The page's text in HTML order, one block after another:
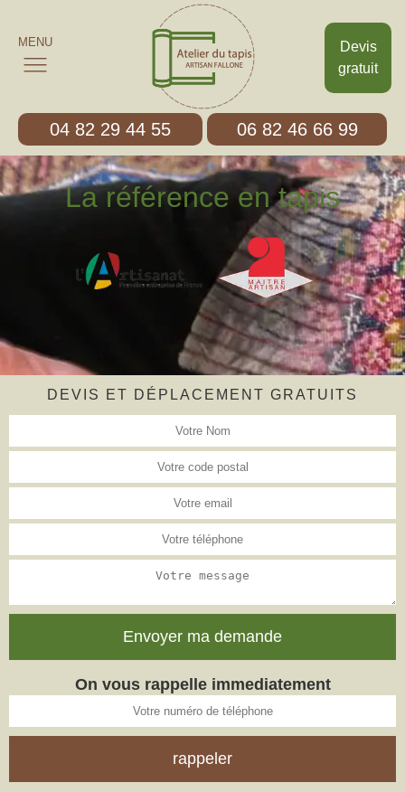
Devis
gratuit
MENU
04 82 29 44 55 06 82 46 66 99
La référence en tapis
DEVIS ET DÉPLACEMENT GRATUITS
On vous rappelle immediatement